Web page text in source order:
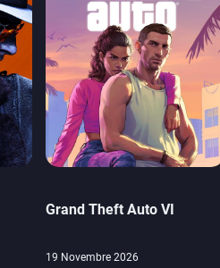
Grand Theft Auto VI
19 Novembre 2026